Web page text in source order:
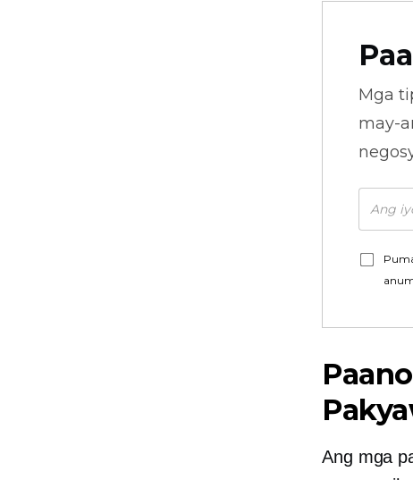
Mga
may-
Ang mga